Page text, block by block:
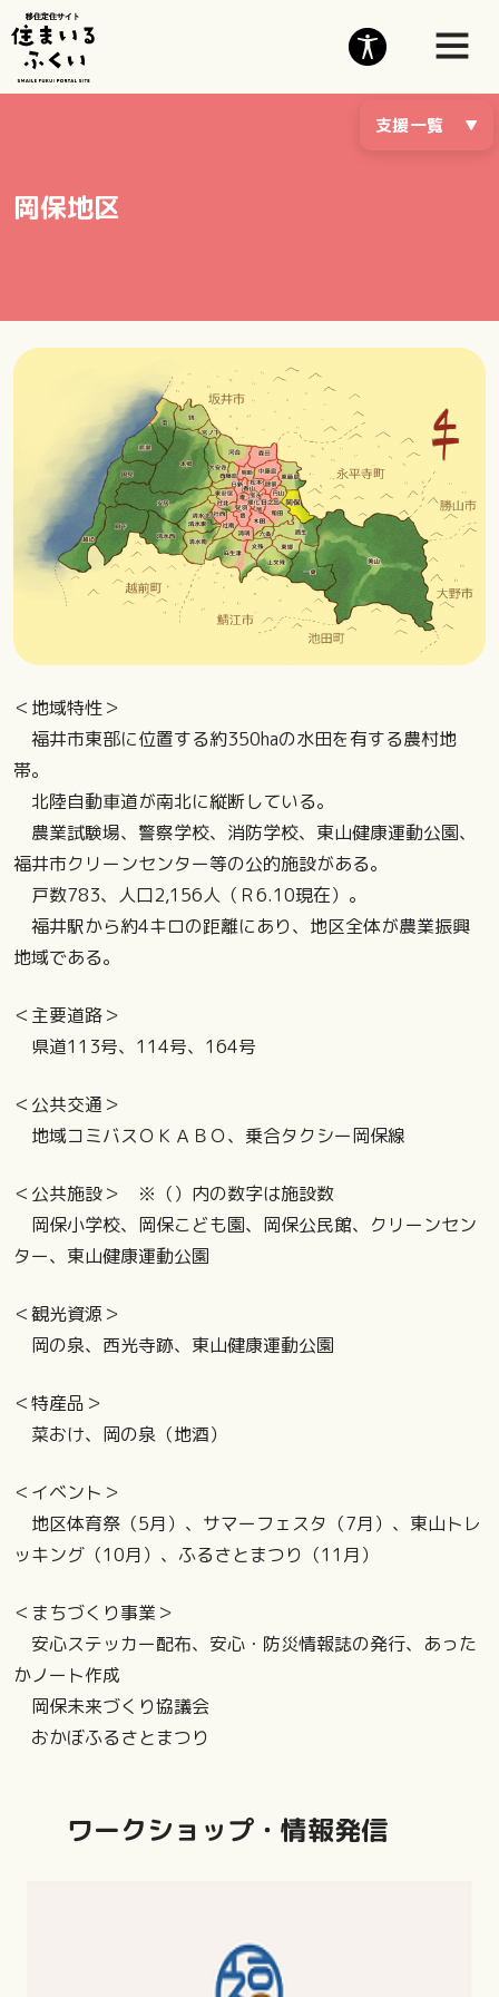
岡保地区
＜地域特性＞
福井市東部に位置する約350haの水田を有する農村地
帯。
北陸自動車道が南北に縦断している。
農業試験場、警察学校、消防学校、東山健康運動公園、
福井市クリーンセンター等の公的施設がある。
戸数783、人口2,156人（Ｒ6.10現在）。
福井駅から約4キロの距離にあり、地区全体が農業振興
地域である。
＜主要道路＞
県道113号、114号、164号
＜公共交通＞
地域コミバスＯＫＡＢＯ、乗合タクシー岡保線
＜公共施設＞ ※（）内の数字は施設数
岡保小学校、岡保こども園、岡保公民館、クリーンセン
ター、東山健康運動公園
＜観光資源＞
岡の泉、西光寺跡、東山健康運動公園
＜特産品＞
菜おけ、岡の泉（地酒）
＜イベント＞
地区体育祭（5月）、サマーフェスタ（7月）、東山トレ
ッキング（10月）、ふるさとまつり（11月）
＜まちづくり事業＞
安心ステッカー配布、安心・防災情報誌の発行、あった
かノート作成
岡保未来づくり協議会
おかぼふるさとまつり
ワークショップ・情報発信
支援一覧